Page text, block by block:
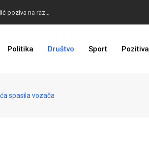
BIVŠI KAPITEN ZMAJEVA U VELIKOM BIZNISU: Na mjestu propale tvornice niče stambeni kompleks
Politika Društvo Sport Pozitiva
spasila vozača